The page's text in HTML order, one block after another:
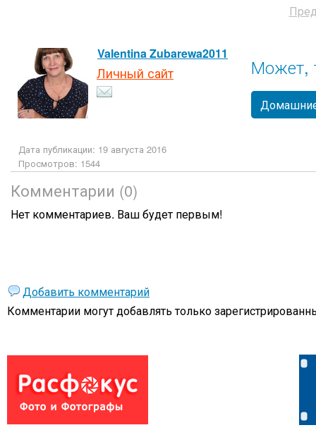
Valentina Zubarewa2011
Личный сайт Может,
Дата публикации: 19 августа 2016
Просмотров: 1544
Комментарии (0)
Нет комментариев. Ваш будет первым!
Добавить комментарий
Комментарии могут добавлять только